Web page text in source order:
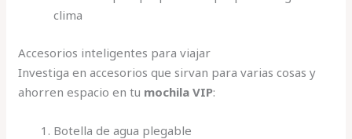
clima
Accesorios inteligentes para viajar
Investiga en accesorios que sirvan para varias cosas y
ahorren espacio en tu mochila VIP:
Botella de agua plegable